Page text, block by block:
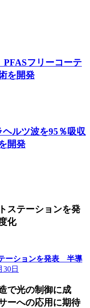
フリーコーテ
を開発
ルツ波を95％吸収
開発
ステーションを発
化
ーションを発表 半導
30日
で光の制御に成
ーへの応用に期待